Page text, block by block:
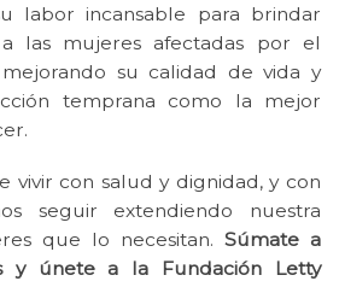
labor incansable para brindar
a las mujeres afectadas por el
su calidad de vida y
temprana como la mejor
vivir con salud y dignidad, y con
seguir extendiendo nuestra
que lo necesitan. Súmate a
y únete a la Fundación Letty